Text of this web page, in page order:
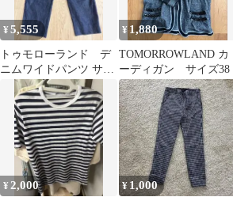
¥5,555
トゥモローランド デ
ニムワイドパンツ サイ
ズXS
¥ 1,880
TOMORROWLAND カ
ーディガン サイズ38
¥ 2,000 ¥ 1,000